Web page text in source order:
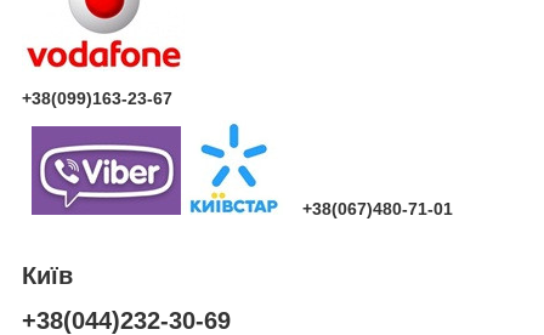
+38(099)163-23-67
+38(067)480-71-01
Київ
+38(044)232-30-69